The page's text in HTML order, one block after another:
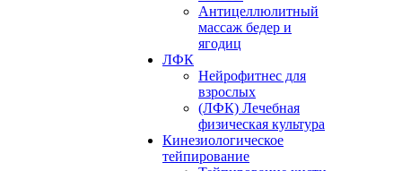
Антицеллюлитный
массаж бедер и
ягодиц
ЛФК
Нейрофитнес для
взрослых
(ЛФК) Лечебная
физическая культура
Кинезиологическое
тейпирование